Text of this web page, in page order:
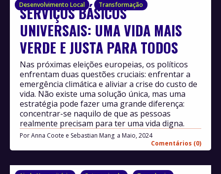
Desenvolvimento Local Transformação
SERVIÇOS BÁSICOS
UNIVERSAIS: UMA VIDA MAIS
VERDE E JUSTA PARA TODOS
PorAnna Coote e Sebastian Mang
Maio, 2024
Comentários (0)
Nas próximas eleições europeias, os políticos
enfrentam duas questões cruciais: enfrentar a
emergência climática e aliviar a crise do custo de
vida. Não existe uma solução única, mas uma
estratégia pode fazer uma grande diferença:
concentrar-se naquilo de que as pessoas
realmente precisam para ter uma vida digna.